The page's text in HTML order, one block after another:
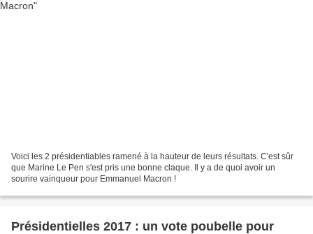
Voici les 2 présidentiables ramené à la hauteur de leurs résultats. C'est sûr
que Marine Le Pen s'est pris une bonne claque. Il y a de quoi avoir un
sourire vainqueur pour Emmanuel Macron !
Présidentielles 2017 : un vote poubelle pour